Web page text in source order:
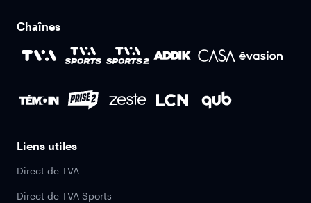
Chaînes
Liens utiles
Direct de TVA
Direct de TVA Sports